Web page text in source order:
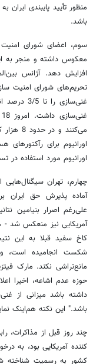
منظور تأیید پایبندی
باشد.
سوم، اعضای شورای
معکوس داشته و منجر به
افزایش دهد. آژانس
غنی‌سازی
اورانیوم مورد استفاده در
چهارم، تهران سیگنال‌هایی
آماده پذیرش حق ایران
آمریکایی نیز منعکس شد -
کاخ سفید قبلا به این
شکست انجامیده است، و
مانع‌تراشی نکند. مارک
حوزه عدم اشاعه، اخیرا
داشته باشد میزانی از
باشد." این نکته هم‌اینک
چند روز قبل از مذاکرات،
کننده آمریکایی بود، به
کشور به رسمیت شناخته